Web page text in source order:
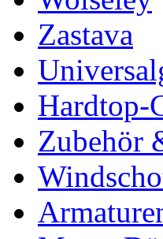
Zastava
Hardtop-
Zubehör